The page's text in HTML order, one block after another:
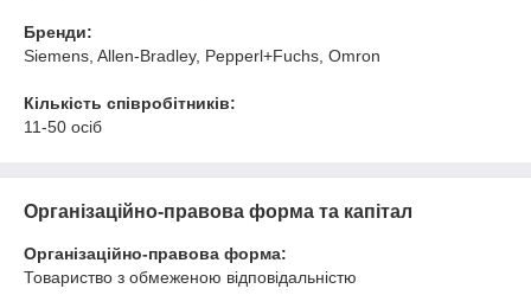
Бренди:
Siemens, Allen-Bradley, Pepperl+Fuchs, Omron
Кількість співробітників:
11-50 осіб
Організаційно-правова форма та капітал
Організаційно-правова форма:
Товариство з обмеженою відповідальністю